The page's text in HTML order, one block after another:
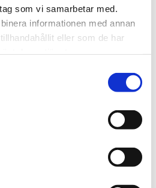
som vi samarbetar med.
informationen med annan
eller som de har
och positiv resa för